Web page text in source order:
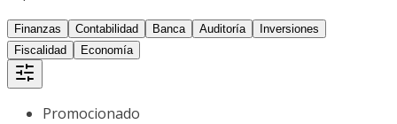
Finanzas Contabilidad Banca Auditoría
Inversiones
Fiscalidad
Economía
Promocionado